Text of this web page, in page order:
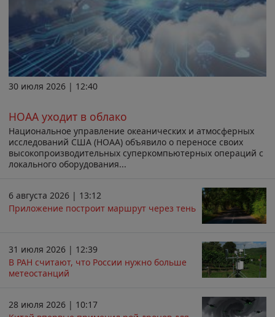
30 июля 2026 | 12:40
НОАА уходит в облако
Национальное управление океанических и атмосферных
исследований США (НОАА) объявило о переносе своих
высокопроизводительных суперкомпьютерных операций с
локального оборудования...
6 августа 2026 | 13:12
Приложение построит маршрут через тень
31 июля 2026 | 12:39
В РАН считают, что России нужно больше
метеостанций
28 июля 2026 | 10:17